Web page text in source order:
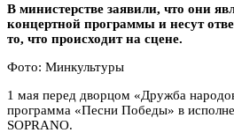
В министерстве заявили, что они
концертной программы и несут
то, что происходит на сцене.
Фото: Минкультуры
1 мая перед дворцом «Дружба
программа «Песни Победы» в
SOPRANO.